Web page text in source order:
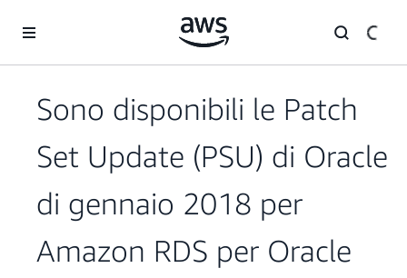
Sono disponibili le Patch
Set Update (PSU) di Oracle
di gennaio 2018 per
Amazon RDS per Oracle